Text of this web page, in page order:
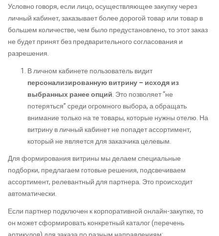
Условно говоря, если лицо, осуществляющее закупку через
личный кабинет, заказывает более дорогой товар или товар в
большем количестве, чем было предустановлено, то этот заказ
не будет принят без предварительного согласования и
разрешения.
В личном кабинете пользователь видит
персонализированную витрину – исходя из
выбранных ранее опций. Это позволяет “не
потеряться” среди огромного выбора, а обращать
внимание только на те товары, которые нужны отелю. На
витрину в личный кабинет не попадет ассортимент,
который не является для заказчика целевым.
Для формирования витрины мы делаем специальные
подборки, предлагаем готовые решения, подсвечиваем
ассортимент, релевантный для партнера. Это происходит
автоматически.
Если партнер подключен к корпоративной онлайн-закупке, то
он может сформировать конкретный каталог (перечень